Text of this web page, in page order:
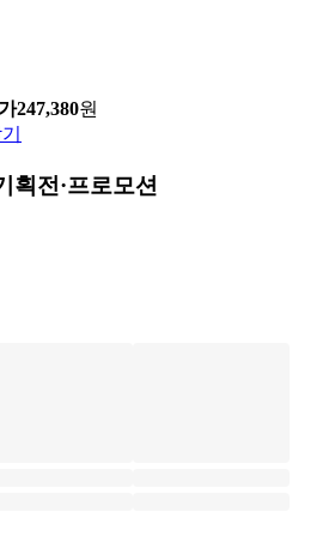
247,380원
획전·프로모션